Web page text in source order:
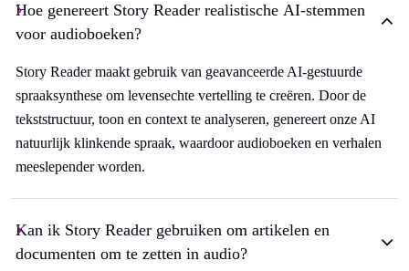
Hoe genereert Story Reader realistische AI-stemmen
voor audioboeken?
Story Reader maakt gebruik van geavanceerde AI-gestuurde
spraaksynthese om levensechte vertelling te creëren. Door de
tekststructuur, toon en context te analyseren, genereert onze AI
natuurlijk klinkende spraak, waardoor audioboeken en verhalen
meeslepender worden.
Kan ik Story Reader gebruiken om artikelen en
documenten om te zetten in audio?